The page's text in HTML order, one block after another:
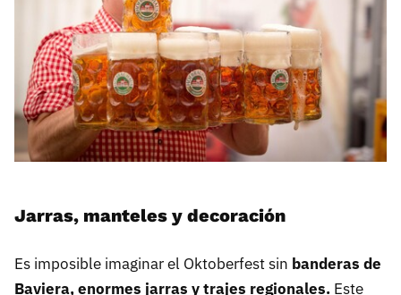
Jarras, manteles y decoración
Es imposible imaginar el Oktoberfest sin banderas de
Baviera, enormes jarras y trajes regionales. Este